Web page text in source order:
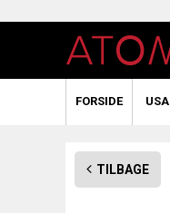
FORSIDE USA
TILBAGE